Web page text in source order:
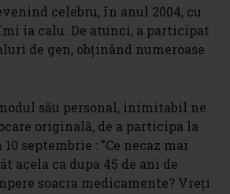
celebru, în anul 2004, cu
ia calu. De atunci, a participat
de gen, obținând numeroase
său personal, inimitabil ne
originală, de a participa la
septembrie : ”Ce necaz mai
acela ca dupa 45 de ani de
soacra medicamente? Vreți